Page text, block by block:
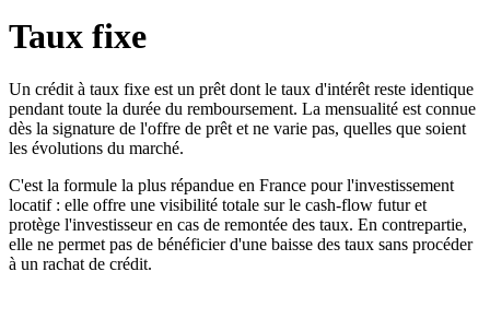
Taux fixe
Un crédit à taux fixe est un prêt dont le taux d'intérêt reste identique
pendant toute la durée du remboursement. La mensualité est connue
dès la signature de l'offre de prêt et ne varie pas, quelles que soient
les évolutions du marché.
C'est la formule la plus répandue en France pour l'investissement
locatif : elle offre une visibilité totale sur le cash-flow futur et
protège l'investisseur en cas de remontée des taux. En contrepartie,
elle ne permet pas de bénéficier d'une baisse des taux sans procéder
à un rachat de crédit.